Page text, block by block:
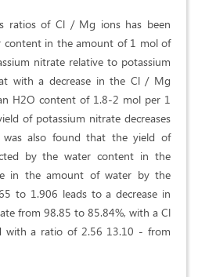
ratios of Cl / Mg ions has been
content in the amount of 1 mol of
nitrate relative to potassium
with a decrease in the Cl / Mg
H2O content of 1.8-2 mol per 1
of potassium nitrate decreases
also found that the yield of
by the water content in the
in the amount of water by the
to 1.906 leads to a decrease in
from 98.85 to 85.84%, with a Cl
with a ratio of 2.56 13.10 - from